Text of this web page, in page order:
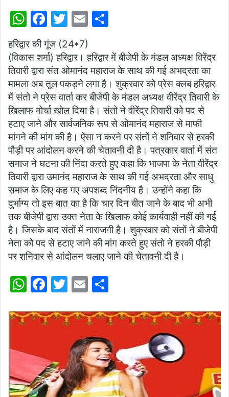
W
at
s
A
p
p
F
a
c
e
b
o
o
k
T
itt
er
E
ai
l
ar
e
हरिद्वार की गूंज (24*7)
(विकास शर्मा) हरिद्वार। हरिद्वार में बीजेपी के मंडल अध्यक्ष विरेंद्र
तिवारी द्वारा संत ओमानंद महाराज के साथ की गई अभद्रता का
मामला अब तूल पकड़ने लगा है। शुक्रवार को प्रेस क्लब हरिद्वार
में संतो ने प्रेस वार्ता कर बीजेपी के मंडल अध्यक्ष वीरेंद्र तिवारी के
खिलाफ मोर्चा खोल दिया है। संतो ने वीरेंद्र तिवारी को पद से
हटाए जाने और सार्वजनिक रूप से ओमानंद महाराज से माफी
मांगने की मांग की है। ऐसा न करने पर संतों ने शनिवार से हरकी
पौड़ी पर आंदोलन करने की चेतावनी दी है। पत्रकार वार्ता में संत
समाज ने घटना की निंदा करते हुए कहा कि भाजपा के नेता वीरेंद्र
तिवारी द्वारा उमानंद महाराज के साथ की गई अभद्रता और साधु
समाज के लिए कह गए अपशब्द निंदनीय है। उन्होंने कहा कि
दुर्भाग्य तो इस बात का है कि चार दिन बीत जाने के बाद भी अभी
तक बीजेपी द्वारा उक्त नेता के खिलाफ कोई कार्यवाही नहीं की गई
है। जिसके बाद संतों में नाराजगी है। शुक्रवार को संतों ने बीजेपी
नेता को पद से हटाए जाने की मांग करते हुए संतो ने हरकी पौड़ी
पर शनिवार से आंदोलन चलाए जाने की चेतावनी दी है।
W
at
A
p
p
F
c
o
o
T
itt
er
E
ai
l
ar
e